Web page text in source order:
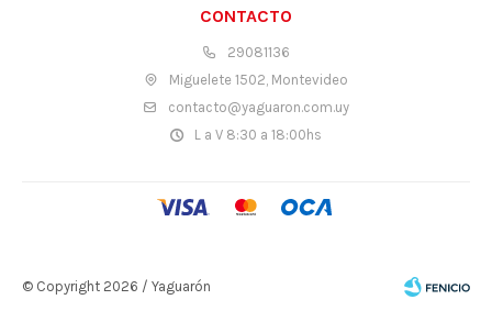
CONTACTO
29081136
Miguelete 1502, Montevideo
contacto@yaguaron.com.uy
L a V 8:30 a 18:00hs
© Copyright 2026 / Yaguarón